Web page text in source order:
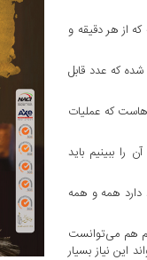
از هر دقیقه و
آغاز شده که عدد قابل
100 هزار هکتار در شهرها و روستاهاست که عملیات
ببینیم باید
دارد همه و همه
هم می‌توانست
نیاز بسیار